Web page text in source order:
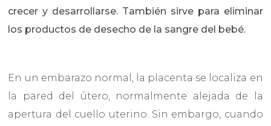
crecer y desarrollarse. También sirve para eliminar
los productos de desecho de la sangre del bebé.
En un embarazo normal, la placenta se localiza en
la pared del útero, normalmente alejada de la
apertura del cuello uterino. Sin embargo, cuando